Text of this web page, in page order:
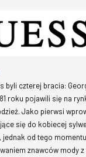
byli czterej bracia:
roku pojawili się na
Jako pierwsi
się do kobiecej
jednak od tego
znawców mody z